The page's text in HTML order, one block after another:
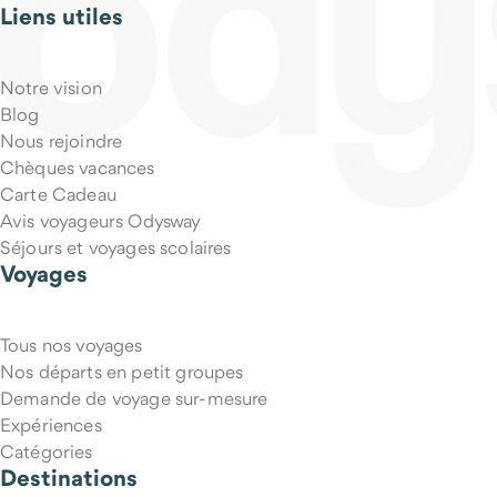
Qu'est-ce qui est inclus dans le prix du voyage ?
Puis-je annuler mon voyage si mes projets changent ?
Liens utiles
Notre vision
Blog
Nous rejoindre
Chèques vacances
Carte Cadeau
Avis voyageurs Odysway
Séjours et voyages scolaires
Voyages
Tous nos voyages
Nos départs en petit groupes
Demande de voyage sur-mesure
Expériences
Catégories
Destinations